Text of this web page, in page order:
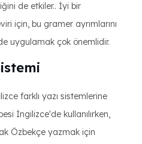
de etkiler.. İyi bir
için, bu gramer ayrımlarını
uygulamak çok önemlidir.
farklı yazı sistemlerine
İngilizce'de kullanılırken,
Özbekçe yazmak için